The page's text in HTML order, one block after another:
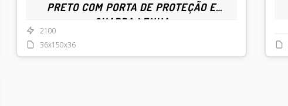
PRETO COM PORTA DE PROTEÇÃO E
GUARDA LENHA
2100
36x150x36